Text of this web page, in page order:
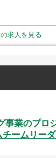
の求人を見る
事業のプロ
ームリー